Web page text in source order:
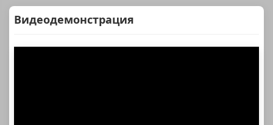
Видеодемонстрация